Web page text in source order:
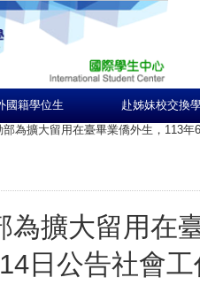
國籍學位生 赴姊妹校交換
部為擴大留用在臺畢業僑外生，113
為擴大留用在
日公告社會